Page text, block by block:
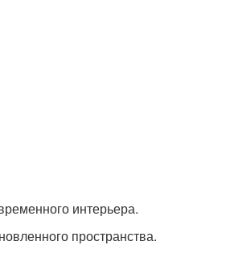
интерьера.
пространства.